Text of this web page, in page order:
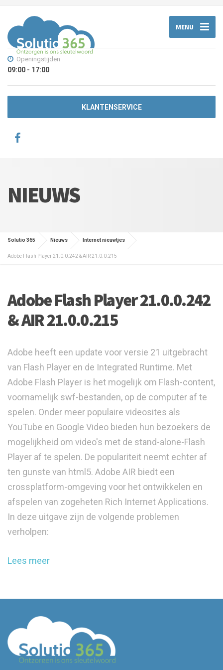
MENU
Openingstijden
09:00 - 17:00
KLANTENSERVICE
NIEUWS
Solutio 365 Nieuws Internet nieuwtjes
Adobe Flash Player 21.0.0.242 & AIR 21.0.0.215
Adobe Flash Player 21.0.0.242
& AIR 21.0.0.215
Adobe heeft een update voor versie 21 uitgebracht
van Flash Player en de Integrated Runtime. Met
Adobe Flash Player is het mogelijk om Flash-content,
voornamelijk swf-bestanden, op de computer af te
spelen. Onder meer populaire videosites als
YouTube en Google Video bieden hun bezoekers de
mogelijkheid om video's met de stand-alone-Flash
Player af te spelen. De populariteit neemt echter af
ten gunste van html5. Adobe AIR biedt een
crossplatform-omgeving voor het ontwikkelen en
afspelen van zogeheten Rich Internet Applications.
In deze uitgave zijn de volgende problemen
verholpen:
Lees meer